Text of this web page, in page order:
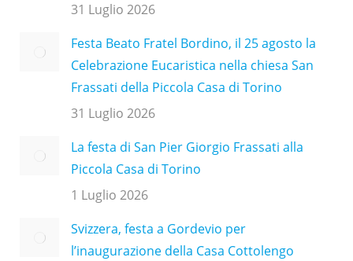
31 Luglio 2026
Festa Beato Fratel Bordino, il 25 agosto la
Celebrazione Eucaristica nella chiesa San
Frassati della Piccola Casa di Torino
31 Luglio 2026
La festa di San Pier Giorgio Frassati alla
Piccola Casa di Torino
1 Luglio 2026
Svizzera, festa a Gordevio per
l’inaugurazione della Casa Cottolengo